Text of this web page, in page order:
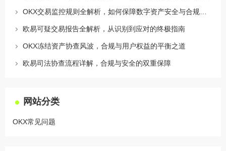
欧易可疑交易报告全解析，从识别到应对的终极指南
OKX冻结资产协查风波，合规与用户权益的平衡之道
欧易司法协查流程详解，合规与安全的双重保障
网站分类
OKX常见问题